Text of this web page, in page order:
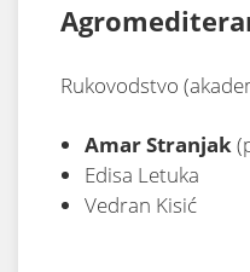
Rukovodstvo
Amar Stranjak
Edisa Letuka
Vedran Kisić